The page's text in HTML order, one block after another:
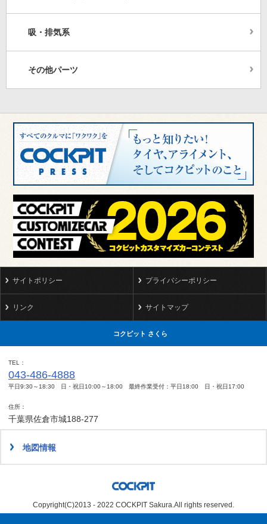
吸・排気系
その他パーツ
サイトポリシー プライバシーポリシー
リンク サイトマップ
コクピット さくら
TEL
043-486-4888
平日9:30～18:30 日・祝日10:00～18:00 最終作業受付：平日18:00 日・祝日17:00
住所
千葉県佐倉市城188-277
地図情報
Copyright(C)2013 - 2022 COCKPIT Sakura.All rights reserved.